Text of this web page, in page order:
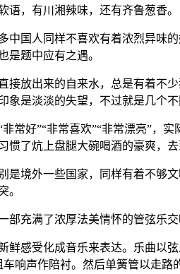
，有川湘辣味，还有齐鲁葱香。
中国人同样不喜欢有着浓烈异味
是题中应有之遇。
接放出来的自来水，总是有着不
是淡淡的失望，不过就是几个
常好”“非常喜欢”“非常漂亮”
了炕上盘腿大碗喝酒的豪爽，
是境外一些国家，同样有着不
。
充满了浓厚法美情怀的管弦乐
鲜感受化成音乐来表达。乐曲以
响声作陪衬。然后单簧管以走